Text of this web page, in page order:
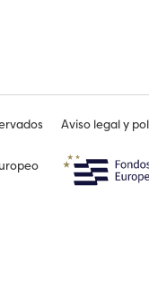
Aviso legal y